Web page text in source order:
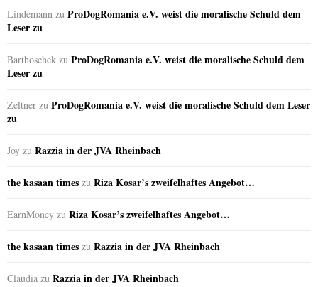
Lindemann zu ProDogRomania e.V. weist die moralische Schuld dem
Leser zu
Barthoschek zu ProDogRomania e.V. weist die moralische Schuld dem
Leser zu
Zeltner zu ProDogRomania e.V. weist die moralische Schuld dem Leser
zu
Joy zu Razzia in der JVA Rheinbach
the kasaan times zu Riza Kosar’s zweifelhaftes Angebot…
EarnMoney zu Riza Kosar’s zweifelhaftes Angebot…
the kasaan times zu Razzia in der JVA Rheinbach
Claudia zu Razzia in der JVA Rheinbach